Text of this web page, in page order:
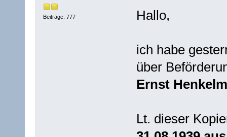
Beiträge: 777 Hallo,
ich habe
über
Ernst
Lt. dieser